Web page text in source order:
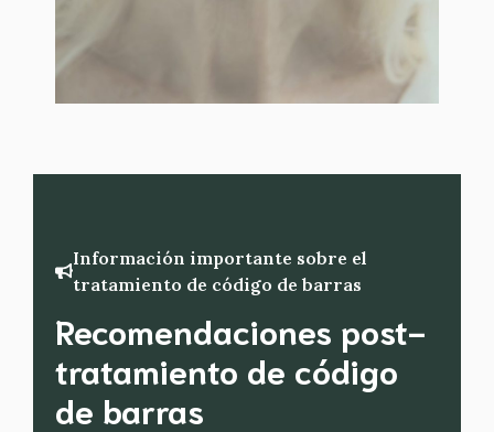
Información importante sobre el
tratamiento de código de barras
Recomendaciones post-
tratamiento de código
de barras